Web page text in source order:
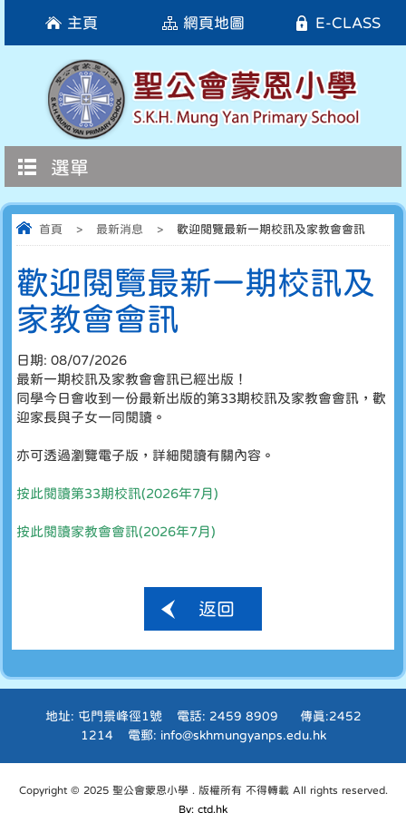
選單
E-CLASS
網頁地圖
主頁
首頁 > 最新消息 > 歡迎閱覽最新一期校訊及家教會會訊
歡迎閱覽最新一期校訊及
家教會會訊
日期: 08/07/2026
最新一期校訊及家教會會訊已經出版！
同學今日會收到一份最新出版的第33期校訊及家教會會訊，歡
迎家長與子女一同閱讀。
亦可透過瀏覽電子版，詳細閱讀有關內容。
按此閱讀第33期校訊(2026年7月)
按此閱讀家教會會訊(2026年7月)
返回
地址: 屯門景峰徑1號 電話: 2459 8909 傳真:2452
1214 電郵: info@skhmungyanps.edu.hk
Copyright © 2025 聖公會蒙恩小學 . 版權所有 不得轉載 All rights reserved.
By: ctd.hk